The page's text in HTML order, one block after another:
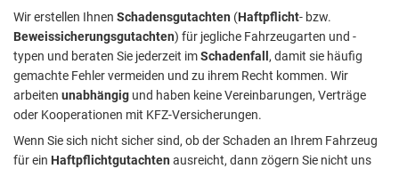
Wir erstellen Ihnen Schadensgutachten (Haftpflicht- bzw.
Beweissicherungsgutachten) für jegliche Fahrzeugarten und -
typen und beraten Sie jederzeit imSchadenfall , damit sie häufig
gemachte Fehler vermeiden und zu ihrem Recht kommen. Wir
arbeiten unabhängig und haben keine Vereinbarungen, Verträge
oder Kooperationen mit KFZ-Versicherungen.
Wenn Sie sich nicht sicher sind, ob der Schaden an Ihrem Fahrzeug
für ein Haftpflichtgutachten ausreicht, dann zögern Sie nicht uns